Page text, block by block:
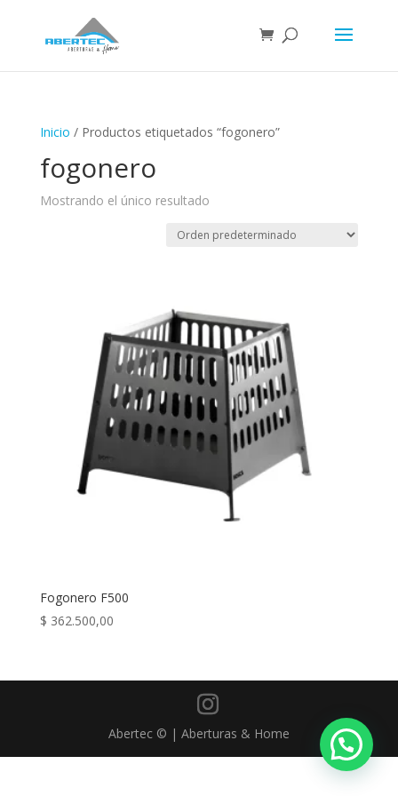
Inicio / Productos etiquetados “fogonero”
fogonero
Mostrando el único resultado
Fogonero F500
$ 362.500,00
Abertec © | Aberturas & Home